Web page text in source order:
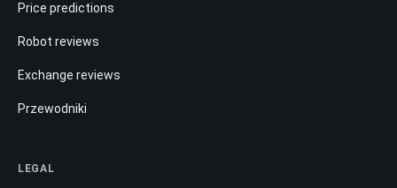
Price predictions
Robot reviews
Exchange reviews
Przewodniki
LEGAL